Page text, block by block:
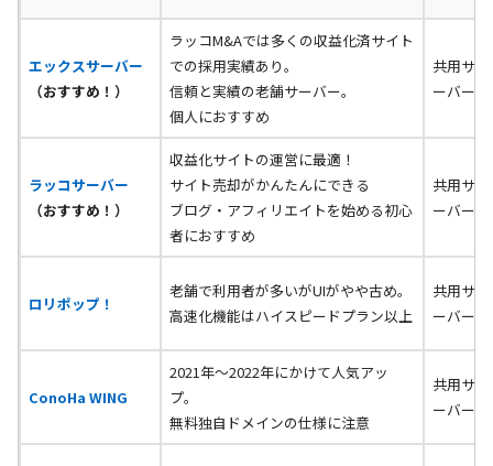
エックスサーバー
（おすすめ！）
ラッコM&Aでは多くの収益化済サイト
での採用実績あり。
信頼と実績の老舗サーバー。
個人におすすめ
共用サ
ーバー
ラッコサーバー
（おすすめ！）
収益化サイトの運営に最適！
サイト売却がかんたんにできる
ブログ・アフィリエイトを始める初心
者におすすめ
共用サ
ーバー
ロリポップ！
老舗で利用者が多いがUIがやや古め。
高速化機能はハイスピードプラン以上
共用サ
ーバー
ConoHa WING
2021年～2022年にかけて人気アッ
プ。
無料独自ドメインの仕様に注意
共用サ
ーバー